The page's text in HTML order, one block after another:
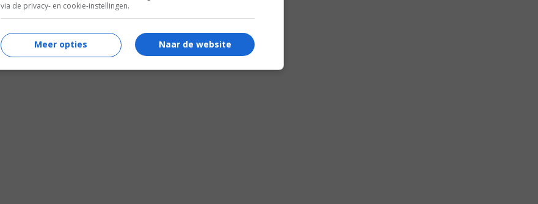
via de privacy- en cookie-instellingen.
Naar de website
Meer opties